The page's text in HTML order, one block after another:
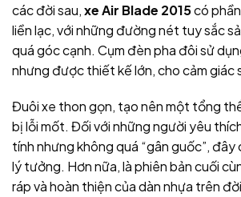
các đời sau,xe Air Blade 2015có
liền lạc, với những đường nét tuy sắc
quá góc cạnh. Cụm đèn pha đôi sử
nhưng được thiết kế lớn, cho cảm giác
Đuôi xe thon gọn, tạo nên một tổng
bị lỗi mốt. Đối với những người yêu
tính nhưng không quá “gân guốc”, đây
lý tưởng. Hơn nữa, là phiên bản cuối
ráp và hoàn thiện của dàn nhựa trên